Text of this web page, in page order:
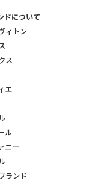
ドについて
ィトン
ス
エ
ル
ニー
ランド